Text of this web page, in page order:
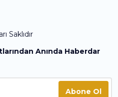
Saklıdır
Anında Haberdar
Abone Ol